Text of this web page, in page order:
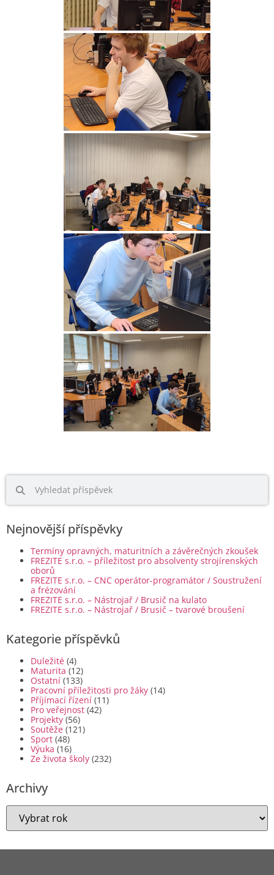
Nejnovější příspěvky
Termíny opravných, maturitních a závěrečných zkoušek
FREZITE s.r.o. – příležitost pro absolventy strojírenských
oborů
FREZITE s.r.o. – CNC operátor-programátor / Soustružení
a frézování
FREZITE s.r.o. – Nástrojař / Brusič na kulato
FREZITE s.r.o. – Nástrojař / Brusič – tvarové broušení
Kategorie příspěvků
Duležité (4)
Maturita (12)
Ostatní (133)
Pracovní příležitosti pro žáky (14)
Příjímací řízení (11)
Pro veřejnost (42)
Projekty (56)
Soutěže (121)
Sport (48)
Výuka (16)
Ze života školy (232)
Archivy